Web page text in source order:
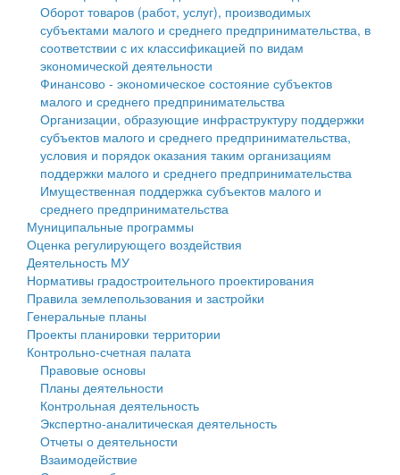
Антимонопольный комплаенс
Противодействие коррупции
Муниципальные программы
Контрольно-счетная палата
Персональные данные
Оценка регулирующего воздействия
Деятельность МУ
Нормативы градостроительного проектирования
Правила землепользования и застройки
Генеральные планы
Проекты планировки территории
Собрание депутатов
Городское поселение
Сельские поселения
Оборот товаров (работ, услуг), производимых
субъектами малого и среднего предпринимательства, в
соответствии с их классификацией по видам
экономической деятельности
Финансово - экономическое состояние субъектов
малого и среднего предпринимательства
Организации, образующие инфраструктуру поддержки
субъектов малого и среднего предпринимательства,
условия и порядок оказания таким организациям
поддержки малого и среднего предпринимательства
Имущественная поддержка субъектов малого и
среднего предпринимательства
Муниципальные программы
Оценка регулирующего воздействия
Деятельность МУ
Нормативы градостроительного проектирования
Правила землепользования и застройки
Генеральные планы
Проекты планировки территории
Контрольно-счетная палата
Правовые основы
Планы деятельности
Контрольная деятельность
Экспертно-аналитическая деятельность
Отчеты о деятельности
Взаимодействие